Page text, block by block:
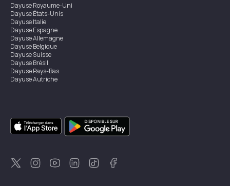
DayuseRoyaume-Uni
DayuseÉtats-Unis
DayuseItalie
DayuseEspagne
DayuseAllemagne
DayuseBelgique
DayuseSuisse
DayuseBrésil
DayusePays-Bas
DayuseAutriche
DayuseSingapour
DayuseSuède
DayuseThaïlande
DayuseNouvelle-Zélande
DayuseTurquie